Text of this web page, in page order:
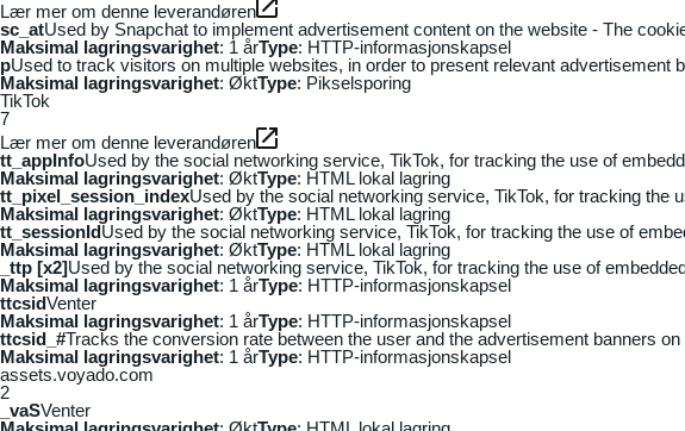
Lær mer om denne leverandøren
sc_atUsed by Snapchat to implement advertisement content on the website - The
Maksimal lagringsvarighet: 1 årType: HTTP-informasjonskapsel
pUsed to track visitors on multiple websites, in order to present relevant advertisement
Maksimal lagringsvarighet: ØktType: Pikselsporing
TikTok
7
Lær mer om denne leverandøren
tt_appInfoUsed by the social networking service, TikTok, for tracking the use of
Maksimal lagringsvarighet: ØktType: HTML lokal lagring
tt_pixel_session_indexUsed by the social networking service, TikTok, for tracking the
Maksimal lagringsvarighet: ØktType: HTML lokal lagring
tt_sessionIdUsed by the social networking service, TikTok, for tracking the use of
Maksimal lagringsvarighet: ØktType: HTML lokal lagring
_ttp [x2]Used by the social networking service, TikTok, for tracking the use of
Maksimal lagringsvarighet: 1 årType: HTTP-informasjonskapsel
ttcsidVenter
Maksimal lagringsvarighet: 1 årType: HTTP-informasjonskapsel
ttcsid_#Tracks the conversion rate between the user and the advertisement banners
Maksimal lagringsvarighet: 1 årType: HTTP-informasjonskapsel
assets.voyado.com
2
_vaSVenter